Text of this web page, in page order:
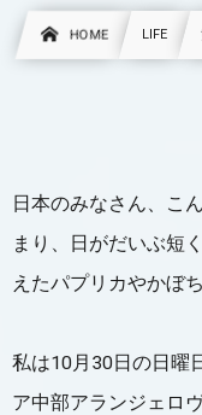
HOME LIFE
日本のみなさん、こ
まり、日がだいぶ短
えたパプリカやかぼ
私は10月30日の日曜
ア中部アランジェロ